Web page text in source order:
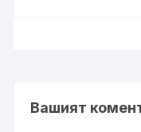
Вашият